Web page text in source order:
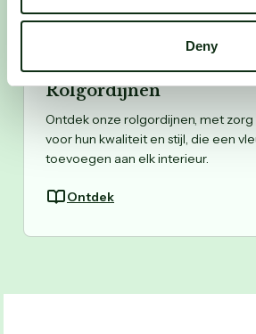
Deny
Rolgordijnen
Ontdek onze rolgordijnen, met
voor hun kwaliteit en stijl, die een
toevoegen aan elk interieur.
Ontdek